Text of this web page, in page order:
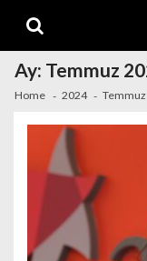
navigation
content
Ay: Temmuz
Home 2024 Temmuz